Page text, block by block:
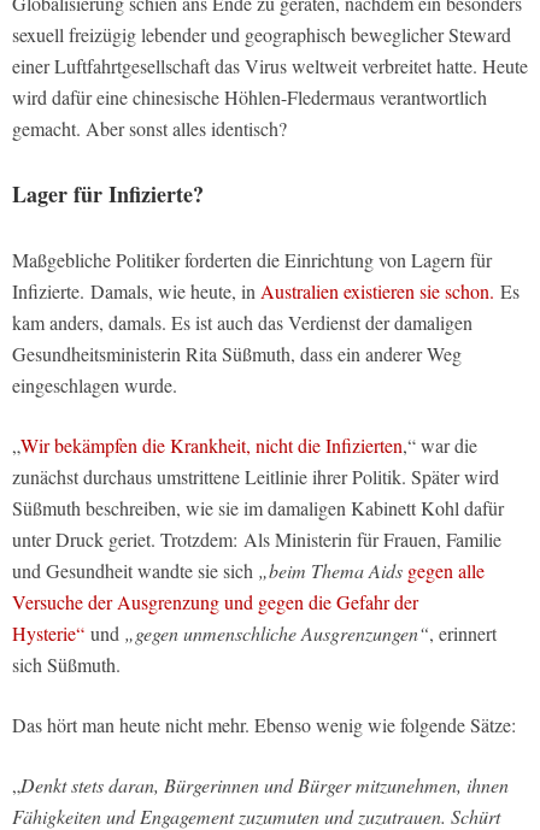
sexuell freizügig lebender und geographisch beweglicher Steward
einer Luftfahrtgesellschaft das Virus weltweit verbreitet hatte. Heute
wird dafür eine chinesische Höhlen-Fledermaus verantwortlich
gemacht. Aber sonst alles identisch?
Lager für Infizierte?
Maßgebliche Politiker forderten die Einrichtung von Lagern für
Infizierte. Damals, wie heute, in Australien existieren sie schon. Es
kam anders, damals. Es ist auch das Verdienst der damaligen
Gesundheitsministerin Rita Süßmuth, dass ein anderer Weg
eingeschlagen wurde.
„Wir bekämpfen die Krankheit, nicht die Infizierten,“ war die
zunächst durchaus umstrittene Leitlinie ihrer Politik. Später wird
Süßmuth beschreiben, wie sie im damaligen Kabinett Kohl dafür
unter Druck geriet. Trotzdem: Als Ministerin für Frauen, Familie
und Gesundheit wandte sie sich „beim Thema Aids gegen alle
Versuche der Ausgrenzung und gegen die Gefahr der
Hysterie“ und „gegen unmenschliche Ausgrenzungen“, erinnert
sich Süßmuth.
Das hört man heute nicht mehr. Ebenso wenig wie folgende Sätze:
„Denkt stets daran, Bürgerinnen und Bürger mitzunehmen, ihnen
Fähigkeiten und Engagement zuzumuten und zuzutrauen. Schürt